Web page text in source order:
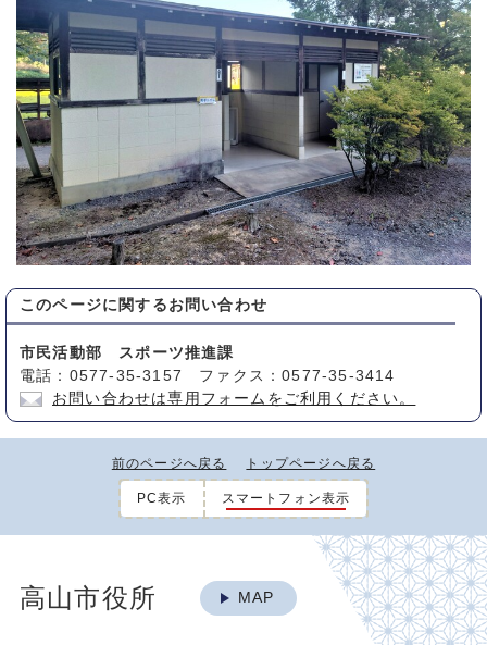
このページに関する お問い合わせ
市民活動部 スポーツ推進課
電話：0577-35-3157 ファクス：0577-35-3414
お問い合わせは専用フォームをご利用ください。
前のページへ戻る トップページへ戻る
PC表示 スマートフォン表示
高山市役所 MAP